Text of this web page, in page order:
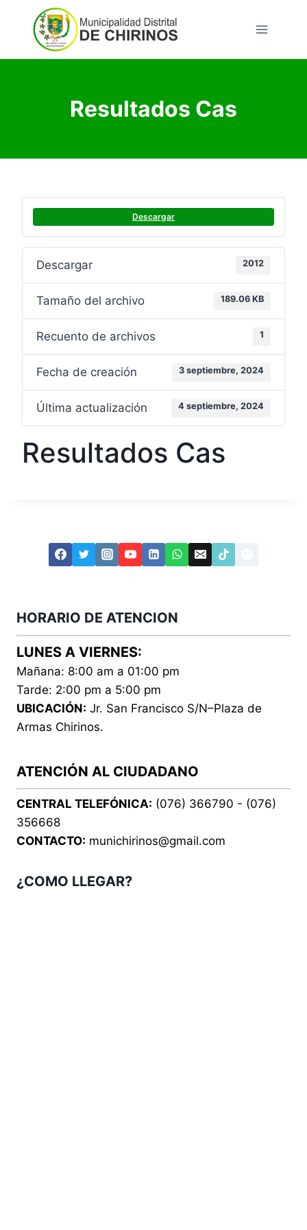
contenido
Resultados Cas
Descargar
Descargar 2012
Tamaño del archivo 189.06 KB
Recuento de archivos 1
Fecha de creación 3 septiembre, 2024
Última actualización 4 septiembre, 2024
Resultados Cas
HORARIO DE ATENCION
LUNES A VIERNES:
Mañana: 8:00 am a 01:00 pm
Tarde: 2:00 pm a 5:00 pm
UBICACIÓN: Jr. San Francisco S/N–Plaza de
Armas Chirinos.
ATENCIÓN AL CIUDADANO
CENTRAL TELEFÓNICA: (076) 366790 - (076)
356668
CONTACTO: munichirinos@gmail.com
¿COMO LLEGAR?